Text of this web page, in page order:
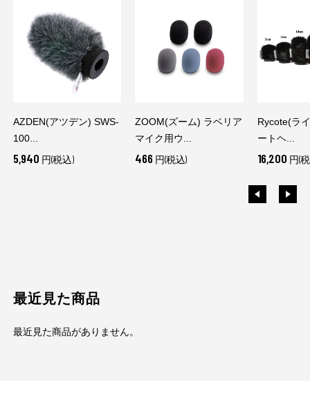
AZDEN(アツデン) SWS-
100...
5,940 円(税込)
ZOOM(ズーム) ラベリア
マイク用ウ...
466 円(税込)
Rycote(ラ
ートヘ...
16,200 円(
最近見た商品
最近見た商品がありません。